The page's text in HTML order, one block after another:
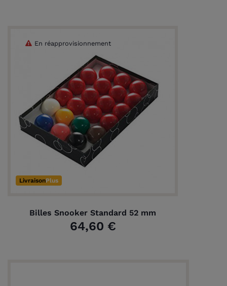
LivraisonPlus
Billes Snooker Standard 52 mm
64,60 €
En réapprovisionnement